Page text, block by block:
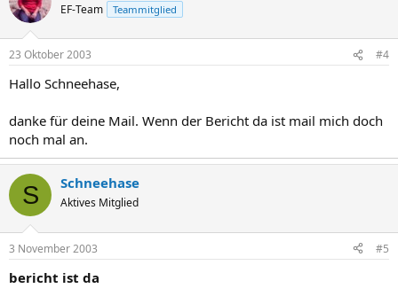
EF-Team Teammitglied
23 Oktober 2003 #4
Hallo Schneehase,
danke für deine Mail. Wenn der Bericht da ist mail mich doch
noch mal an.
S Schneehase
Aktives Mitglied
3 November 2003 #5
bericht ist da